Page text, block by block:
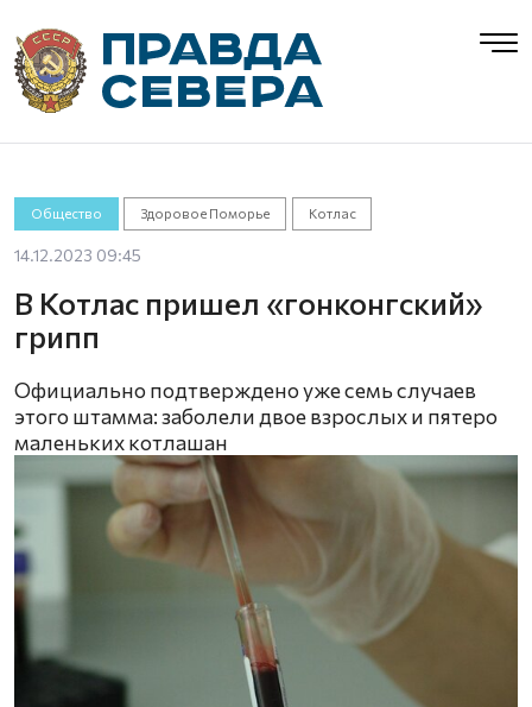
Общество Здоровое Поморье Котлас
14.12.2023 09:45
В Котлас пришел «гонконгский»
грипп
Официально подтверждено уже семь случаев
этого штамма: заболели двое взрослых и пятеро
маленьких котлашан